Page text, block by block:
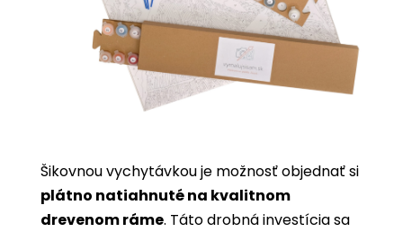
Šikovnou vychytávkou je možnosť objednať si
plátno natiahnuté na kvalitnom
drevenom ráme. Táto drobná investícia sa